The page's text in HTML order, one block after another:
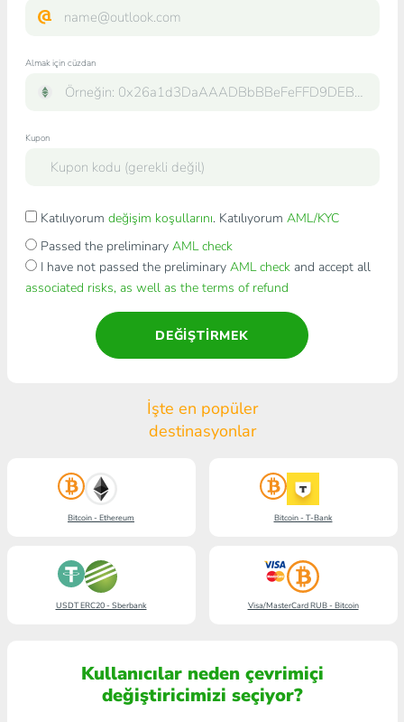
Almak için cüzdan
Kupon
Katılıyorum değişim koşullarını. Katılıyorum AML/KYC
Passed the preliminary AML check
I have not passed the preliminary AML checkand accept all
associated risks, as well as the terms of refund
DEĞIŞTIRMEK
İşte en popüler
destinasyonlar
Bitcoin - Ethereum Bitcoin - T-Bank
USDT ERC20 - Sberbank Visa/MasterCard RUB - Bitcoin
Kullanıcılar neden çevrimiçi
değiştiricimizi seçiyor?